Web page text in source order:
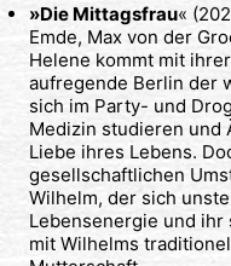
»Die Mittagsfrau«
Emde, Max von der
Helene kommt mit
aufregende Berlin der
sich im Party- und
Medizin studieren und
Liebe ihres Lebens.
gesellschaftlichen
Wilhelm, der sich
Lebensenergie und
mit Wilhelms